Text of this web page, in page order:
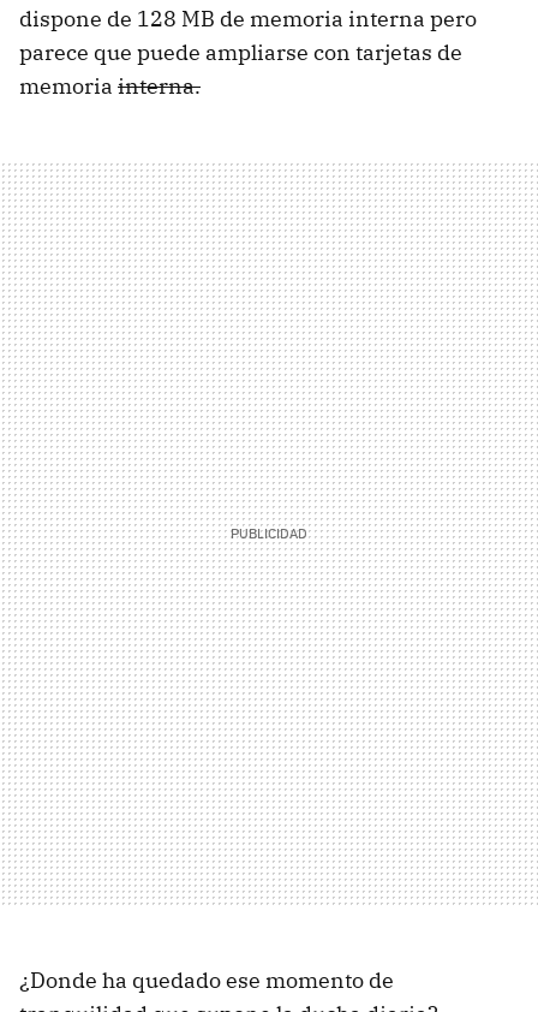
dispone de 128 MB de memoria interna pero
parece que puede ampliarse con tarjetas de
memoria interna.
¿Donde ha quedado ese momento de